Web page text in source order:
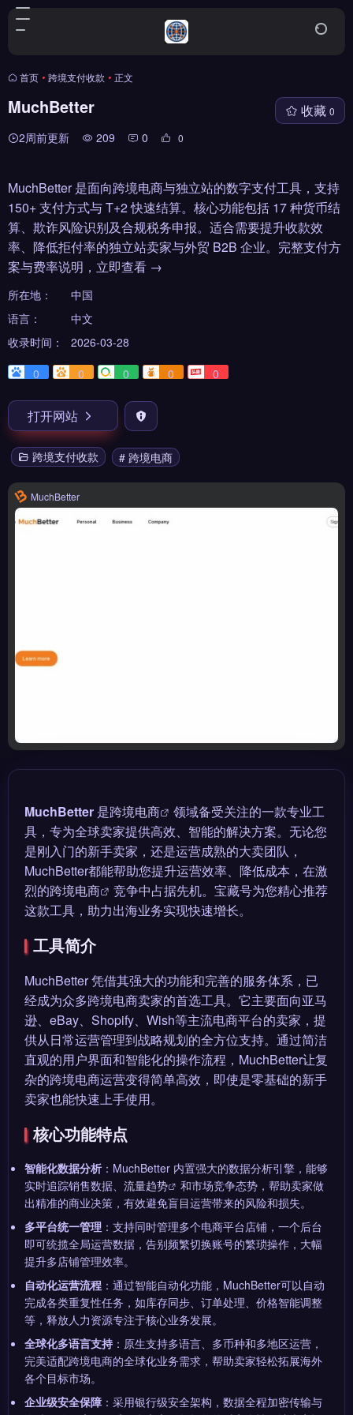
首页 • 跨境支付收款 • 正文
MuchBetter
2周前更新 209 0 0
收藏 0
MuchBetter 是面向跨境电商与独立站的数字支付工具，支持
150+ 支付方式与 T+2 快速结算。核心功能包括 17 种货币结
算、欺诈风险识别及合规税务申报。适合需要提升收款效
率、降低拒付率的独立站卖家与外贸 B2B 企业。完整支付方
案与费率说明，立即查看 →
所在地：
中国
语言：
中文
收录时间：
2026-03-28
0
0 0 0 0
打开网站
跨境支付收款 # 跨境电商
MuchBetter
MuchBetter 是跨境电商
领域备受关注的一款专业工
具，专为全球卖家提供高效、智能的解决方案。无论您
是刚入门的新手卖家，还是运营成熟的大卖团队，
MuchBetter都能帮助您提升运营效率、降低成本，在激
烈的跨境电商
竞争中占据先机。宝藏号为您精心推荐
这款工具，助力出海业务实现快速增长。
工具简介
MuchBetter 凭借其强大的功能和完善的服务体系，已
经成为众多跨境电商卖家的首选工具。它主要面向亚马
逊、eBay、Shopify、Wish等主流电商平台的卖家，提
供从日常运营管理到战略规划的全方位支持。通过简洁
直观的用户界面和智能化的操作流程，MuchBetter让复
杂的跨境电商运营变得简单高效，即使是零基础的新手
卖家也能快速上手使用。
核心功能特点
智能化数据分析：MuchBetter 内置强大的数据分析引擎，能够
实时追踪销售数据、 流量趋势
和市场竞争态势，帮助卖家做
出精准的商业决策，有效避免盲目运营带来的风险和损失。
多平台统一管理 ：支持同时管理多个电商平台店铺，一个后台
即可统揽全局运营数据，告别频繁切换账号的繁琐操作，大幅
提升多店铺管理效率。
自动化运营流程 ：通过智能自动化功能，MuchBetter可以自动
完成各类重复性任务，如库存同步、订单处理、价格智能调整
等，释放人力资源专注于核心业务发展。
全球化多语言支持 ：原生支持多语言、多币种和多地区运营，
完美适配跨境电商的全球化业务需求，帮助卖家轻松拓展海外
各个目标市场。
企业级安全保障 ：采用银行级安全架构，数据全程加密传输与